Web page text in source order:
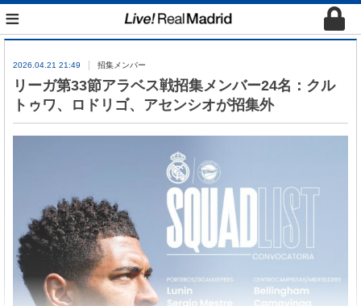
≡
2026.04.21 21:49 招集メンバー
リーガ第33節アラベス戦招集メンバー24名：クル
トゥワ、ロドリゴ、アセンシオが招集外